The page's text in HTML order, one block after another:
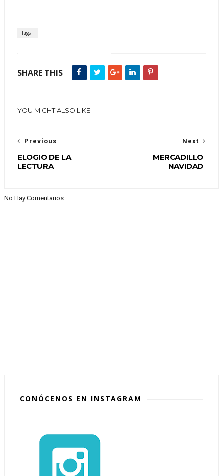
Tags :
SHARE THIS
YOU MIGHT ALSO LIKE
Next
MERCADILLO
NAVIDAD
Previous
ELOGIO DE LA
LECTURA
No Hay Comentarios:
CONÓCENOS EN INSTAGRAM